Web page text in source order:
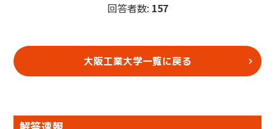
回答者数: 157
大阪工業大学一覧に戻る